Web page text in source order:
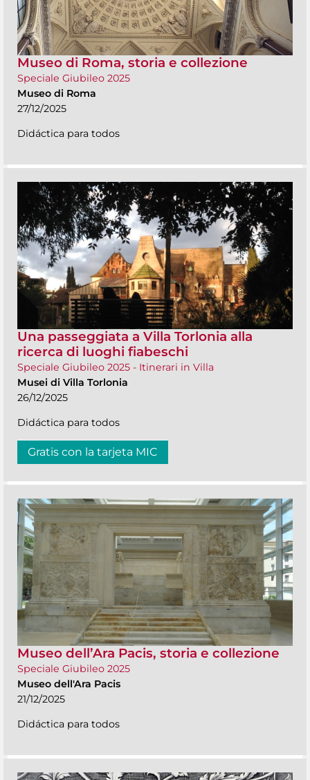
Museo di Roma, storia e collezione
Speciale Giubileo 2025
Museo di Roma
27/12/2025
Didáctica para todos
Una passeggiata a Villa Torlonia alla
ricerca di luoghi fiabeschi
Speciale Giubileo 2025 - Itinerari in Villa
Musei di Villa Torlonia
26/12/2025
Didáctica para todos
Gratis con la tarjeta MIC
Museo dell’Ara Pacis, storia e collezione
Speciale Giubileo 2025
Museo dell'Ara Pacis
21/12/2025
Didáctica para todos